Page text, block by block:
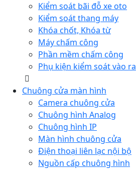
Kiểm soát bãi đỗ xe oto
Kiểm soát thang máy
Khóa chốt, Khóa từ
Máy chấm công
Phần mềm chấm công
Phụ kiện kiểm soát vào ra
Chuông cửa màn hình
Camera chuông cửa
Chuông hình Analog
Chuông hình IP
Màn hình chuông cửa
Điện thoại liên lạc nội bộ
Nguồn cấp chuông hình